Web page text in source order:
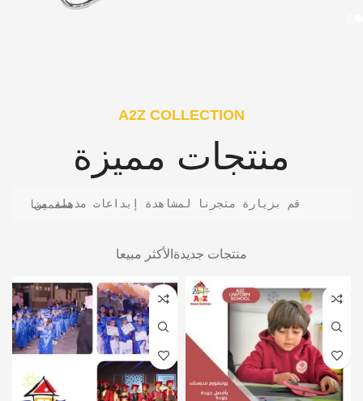
A2Z COLLECTION
منتجات مميزة
قم بزيارة متجرنا لمشاهدة إبداعات مذهلة من مصممينا
منتجات جديدة الأكثر مبيعا